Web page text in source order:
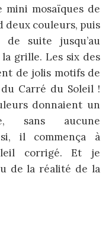
mini mosaïques de
deux couleurs, puis
suite jusqu’au
grille. Les six des
de jolis motifs de
Carré du Soleil !
donnaient un
sans aucune
il commença à
corrigé. Et je
de la réalité de la